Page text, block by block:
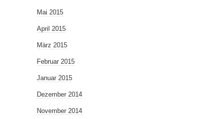
Mai 2015
April 2015
März 2015
Februar 2015
Januar 2015
Dezember 2014
November 2014